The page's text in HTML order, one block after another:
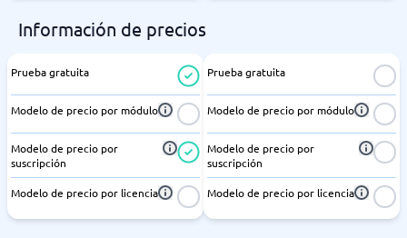
Información de precios
Prueba gratuita
Modelo de precio por módulo
Modelo de precio por
suscripción
Modelo de precio por licencia
Prueba gratuita
Modelo de precio por módulo
Modelo de precio por
suscripción
Modelo de precio por licencia